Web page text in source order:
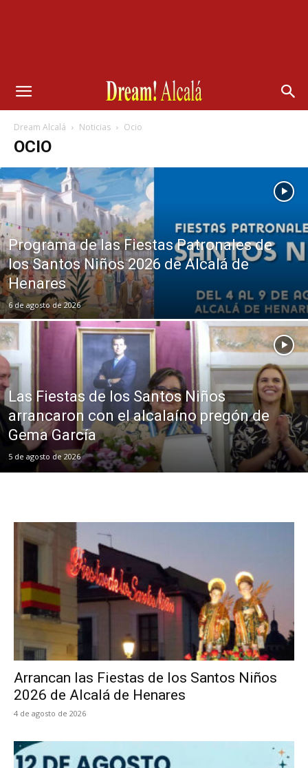
Dream Alcalá Noticias Ocio
OCIO
Programa de las Fiestas Patronales de
los Santos Niños 2026 de Alcalá de
Henares
6 de agosto de 2026
Las Fiestas de los Santos Niños
arrancaron con el alcalaíno pregón de
Gema García
5 de agosto de 2026
Arrancan las Fiestas de los Santos Niños
2026 de Alcalá de Henares
4 de agosto de 2026